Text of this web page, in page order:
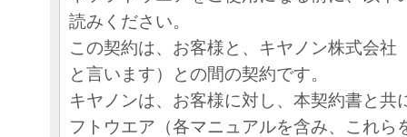
読みください。
この契約は、お客様と、キヤノン株式会社
と言います）との間の契約です。
キヤノンは、お客様に対し、本契約書と共
フトウエア（各マニュアルを含み、これら